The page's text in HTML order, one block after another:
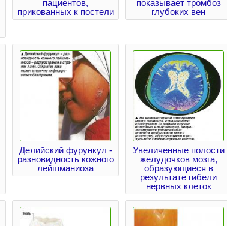
пациентов,
прикованных к постели
показывает тромбоз
глубоких вен
Делийский фурункул -
разновидность кожного
лейшманиоза
Увеличенные полости
желудочков мозга,
образующиеся в
результате гибели
нервных клеток